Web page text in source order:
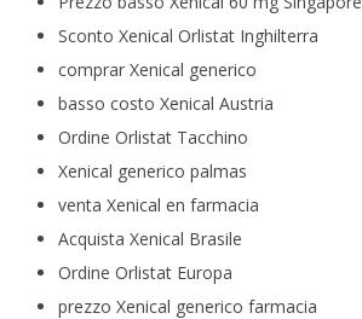
Sconto Xenical Orlistat Inghilterra
comprar Xenical generico
basso costo Xenical Austria
Ordine Orlistat Tacchino
Xenical generico palmas
venta Xenical en farmacia
Acquista Xenical Brasile
Ordine Orlistat Europa
prezzo Xenical generico farmacia